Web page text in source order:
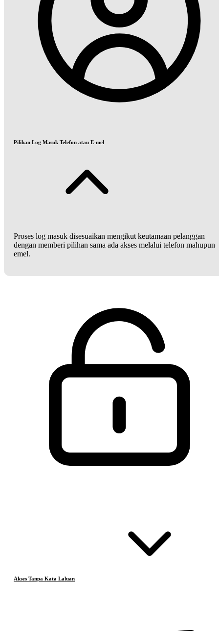
Pilihan Log Masuk Telefon atau E-mel
Proses log masuk disesuaikan mengikut keutamaan pelanggan
dengan memberi pilihan sama ada akses melalui telefon mahupun
emel.
Akses Tanpa Kata Laluan